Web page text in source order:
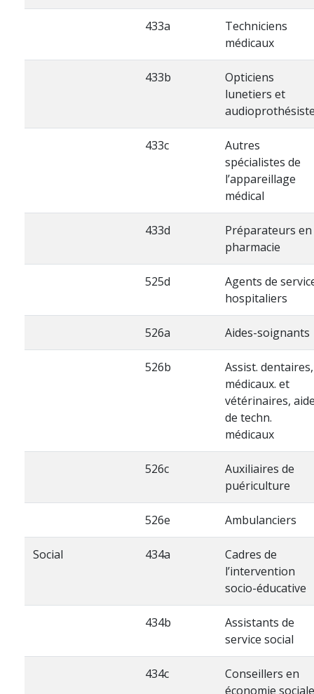
433a
Techniciens
médicaux
433b
Opticiens
lunetiers et
433c
Autres
spécialistes de
l’appareillage
médical
433d
Préparateurs en
pharmacie
525d
Agents de
hospitaliers
526a Aides-soignants
526b
Assist. dentaires,
médicaux. et
vétérinaires,
de techn.
médicaux
526c
Auxiliaires de
puériculture
526e Ambulanciers
Social 434a
Cadres de
l’intervention
socio-éducative
434b
Assistants de
service social
434c
Conseillers en
économie sociale